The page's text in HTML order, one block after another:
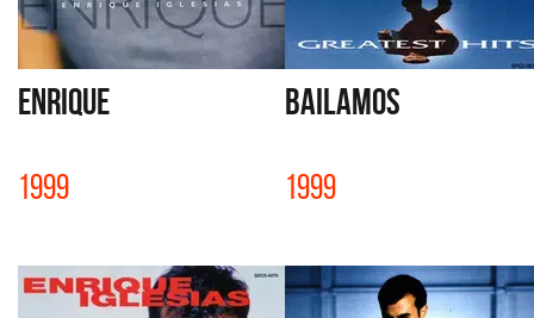
ENRIQUE
1999
BAILAMOS
1999